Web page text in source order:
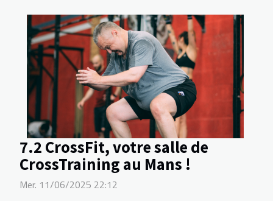
7.2 CrossFit, votre salle de
CrossTraining au Mans !
Mer. 11/06/2025 22:12